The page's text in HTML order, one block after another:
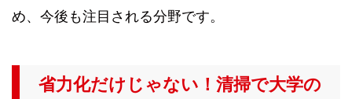
め、今後も注目される分野です。
省力化だけじゃない！清掃で大学の